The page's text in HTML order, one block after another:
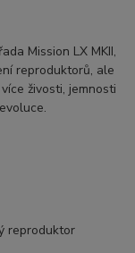
Mission LX MKII,
reproduktorů, ale
živosti, jemnosti
reproduktor